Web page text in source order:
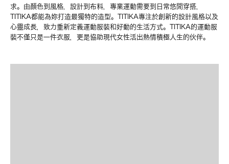
求。由顏色到風格，設計到布料，專業運動需要到日常悠閒穿搭，
TITIKA都能為妳打造最獨特的造型。TITIKA專注於創新的設計風格以及
心靈成長，致力重新定義運動服裝和好動的生活方式。TITIKA的運動服
裝不僅只是一件衣服，更是協助現代女性活出熱情積極人生的伙伴。